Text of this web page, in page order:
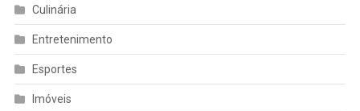
Culinária
Entretenimento
Esportes
Imóveis